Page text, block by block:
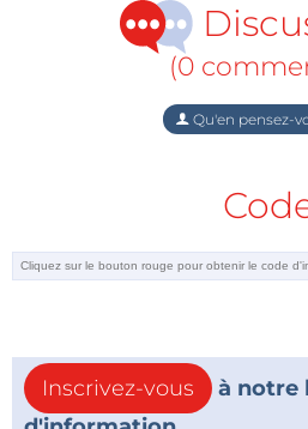
(0
Qu'en pensez-
Inscrivez-vous
à notre